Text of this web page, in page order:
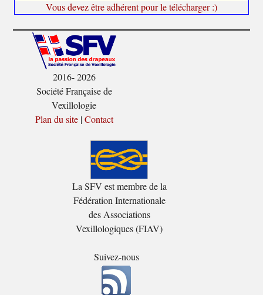
Vous devez être adhérent pour le télécharger :)
2016- 2026
Société Française de
Vexillologie
Plan du site|Contact
La SFV est membre de la
Fédération Internationale
des Associations
Vexillologiques (FIAV)
Suivez-nous